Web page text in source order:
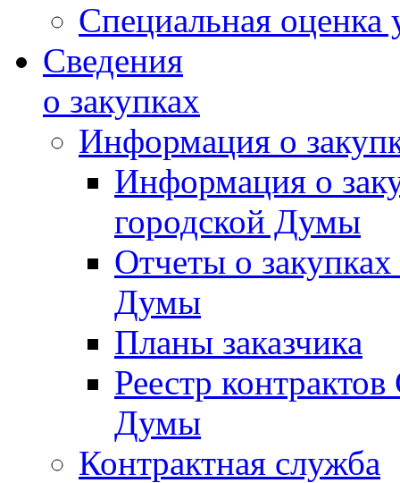
Специальная оценка
Сведения
о закупках
Информация о
Информация о
городской Думы
Отчеты о
Думы
Планы заказчика
Реестр
Думы
Контрактная служба